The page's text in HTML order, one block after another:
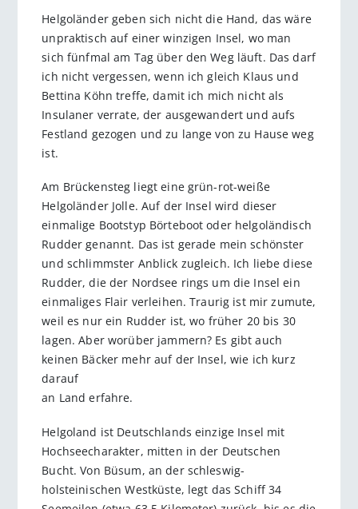
Helgoländer geben sich nicht die Hand, das wäre
unpraktisch auf einer winzigen Insel, wo man
sich fünfmal am Tag über den Weg läuft. Das darf
ich nicht vergessen, wenn ich gleich Klaus und
Bettina Köhn treffe, damit ich mich nicht als
Insulaner verrate, der ausgewandert und aufs
Festland gezogen und zu lange von zu Hause weg
ist.
Am Brückensteg liegt eine grün-rot-weiße
Helgoländer Jolle. Auf der Insel wird dieser
einmalige Bootstyp Börteboot oder helgoländisch
Rudder genannt. Das ist gerade mein schönster
und schlimms­ter Anblick zugleich. Ich liebe diese
Rudder, die der Nordsee rings um die Insel ein
einmaliges Flair verleihen. Traurig ist mir zumute,
weil es nur ein Rudder ist, wo früher 20 bis 30
lagen. Aber worüber jammern? Es gibt auch
keinen Bäcker mehr auf der Insel, wie ich kurz
darauf
an Land erfahre.
Helgoland ist Deutschlands einzige Insel mit
Hochseecharakter, mitten in der Deutschen
Bucht. Von Büsum, an der schleswig-
holsteinischen Westküste, legt das Schiff 34